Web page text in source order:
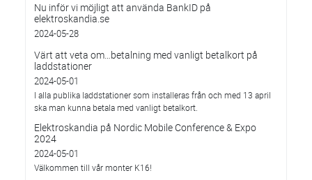
Nu inför vi möjligt att använda BankID på
elektroskandia.se
2024-05-28
Värt att veta om…betalning med vanligt betalkort på
laddstationer
2024-05-01
I alla publika laddstationer som installeras från och med 13 april
ska man kunna betala med vanligt betalkort.
Elektroskandia på Nordic Mobile Conference & Expo
2024
2024-05-01
Välkommen till vår monter K16!